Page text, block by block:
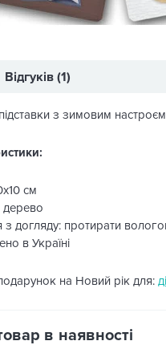
Відгуків (1)
з зимовим
см
дерево
з догляду: протирати
в Україні
на Новий рік для:
в наявності